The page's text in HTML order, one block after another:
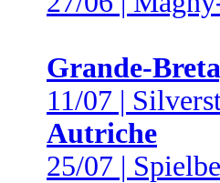
Grande-
11/07 |
Autriche
25/07 |